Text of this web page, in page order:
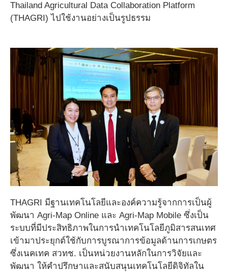
Thailand Agricultural Data Collaboration Platform
(THAGRI) ไปใช้งานอย่างเป็นรูปธรรม
THAGRI มีฐานเทคโนโลยีและองค์ความรู้จากการเป็นผู้
พัฒนา Agri-Map Online และ Agri-Map Mobile ซึ่งเป็น
ระบบที่มีประสิทธิภาพในการนำเทคโนโลยีภูมิสารสนเทศ
เข้ามาประยุกต์ใช้กับการบูรณาการข้อมูลด้านการเกษตร
ซึ่งเนคเทค สวทช. เป็นหน่วยงานหลักในการวิจัยและ
พัฒนา ให้คำปรึกษาและสนับสนุนเทคโนโลยีดิจิทัลใน